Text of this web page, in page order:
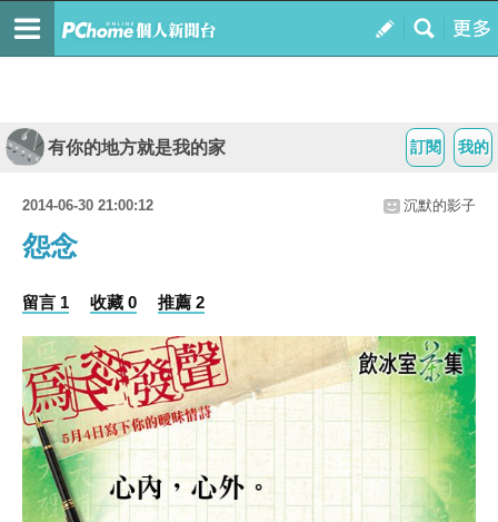
我的
訂閱
有你的地方就是我的家
2014-06-30 21:00:12 沉默的影子
怨念
留言 1 收藏 0 推薦 2